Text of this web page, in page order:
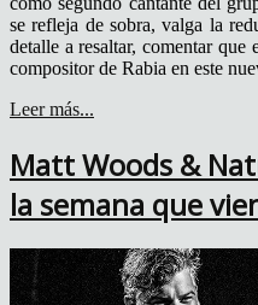
se refleja de sobra, valga la
detalle a resaltar, comentar que
compositor de Rabia en este
Leer más...
Matt Woods &
la semana que